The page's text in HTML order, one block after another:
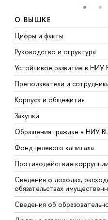
О ВЫШКЕ
Цифры и факты
Руководство и структура
Устойчивое развитие в
Преподаватели и
Корпуса и общежития
Закупки
Обращения граждан в НИУ
Фонд целевого капитала
Противодействие коррупции
Сведения о доходах,
обязательствах
Сведения об